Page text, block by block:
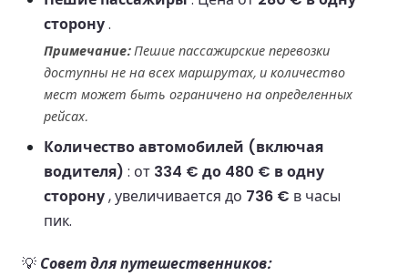
сторону.
Примечание:Пешие пассажирские перевозки
доступны не на всех маршрутах, и количество
мест может быть ограничено на определенных
рейсах.
Количество автомобилей (включая
водителя) : от 334 € до 480 € в одну
сторону, увеличивается до 736 € в часы
пик.
💡 Совет для путешественников: